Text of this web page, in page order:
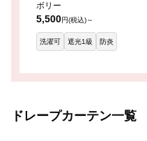
ボリー
5,500円(税込)～
洗濯可 遮光1級 防炎
ドレープカーテン一覧